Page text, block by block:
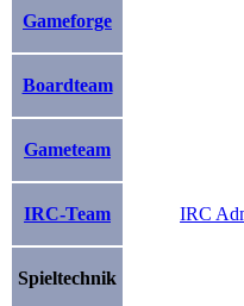
Gameforge
Boardteam
Gameteam
IRC-Team IRC
Spieltechnik